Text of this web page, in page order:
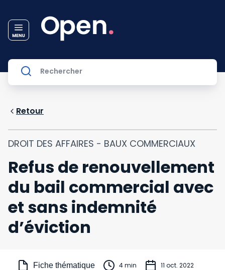
Retour
DROIT DES AFFAIRES - BAUX COMMERCIAUX
Refus de renouvellement
du bail commercial avec
et sans indemnité
d’éviction
Fiche thématique 4 min 11 oct. 2022